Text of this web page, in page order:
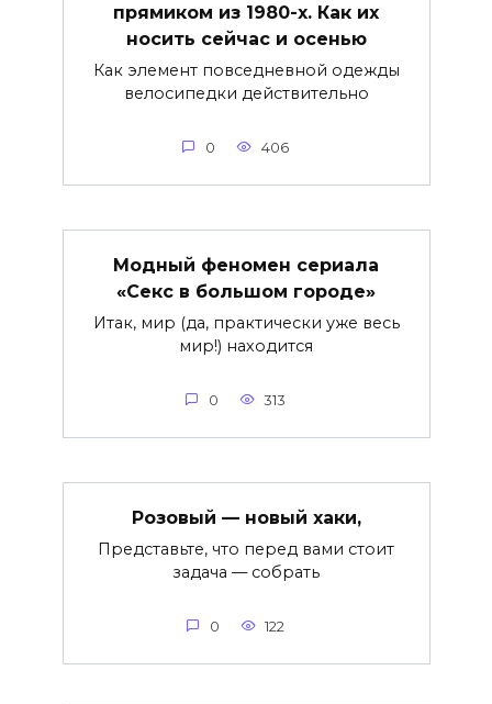
прямиком из 1980-х. Как их
носить сейчас и осенью
Как элемент повседневной одежды
велосипедки действительно
0 406
Модный феномен сериала
«Секс в большом городе»
Итак, мир (да, практически уже весь
мир!) находится
0 313
Розовый — новый хаки,
Представьте, что перед вами стоит
задача — собрать
0 122